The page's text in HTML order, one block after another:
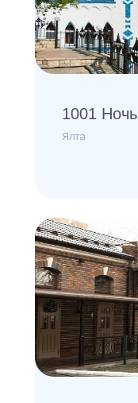
1001 Ночь
Ялта